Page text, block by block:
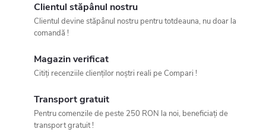
Clientul stăpânul nostru
Clientul devine stăpânul nostru pentru totdeauna, nu doar la
comandă !
Magazin verificat
Citiți recenziile clienților noștri reali pe Compari !
Transport gratuit
Pentru comenzile de peste 250 RON la noi, beneficiați de
transport gratuit !